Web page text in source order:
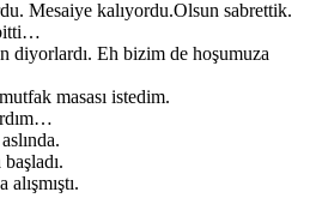
Mesaiye kalıyordu.Olsun sabrettik.
diyorlardı. Eh bizim de hoşumuza
masası istedim.